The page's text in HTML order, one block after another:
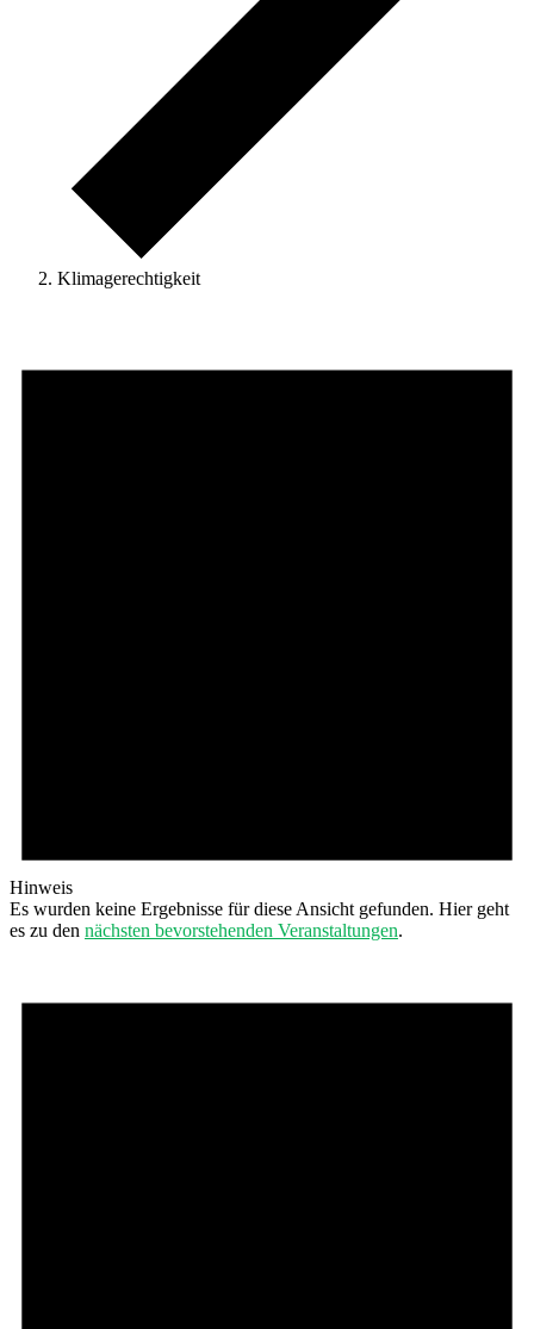
Klimagerechtigkeit
Hinweis
Es wurden keine Ergebnisse für diese Ansicht gefunden. Hier geht
es zu den nächsten bevorstehenden Veranstaltungen.